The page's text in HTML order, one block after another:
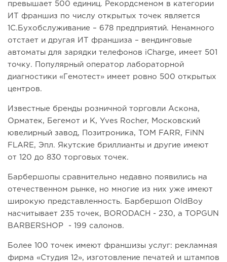
превышает 500 единиц. Рекордсменом в категории
ИТ франшиз по числу открытых точек является
1С.Бухобслуживание – 678 предприятий. Ненамного
отстает и другая ИТ франшиза – вендинговые
автоматы для зарядки телефонов iCharge, имеет 501
точку. Популярный оператор лабораторной
диагностики «Гемотест» имеет ровно 500 открытых
центров.
Известные бренды розничной торговли Аскона,
Орматек, Бегемот и К, Yves Rocher, Московский
ювелирный завод, Позитроника, TOM FARR, FiNN
FLARE, Эпл. Якутские бриллианты и другие имеют
от 120 до 830 торговых точек.
Барбершопы сравнительно недавно появились на
отечественном рынке, но многие из них уже имеют
широкую представленность. Барбершоп OldBoy
насчитывает 235 точек, BORODACH - 230, а TOPGUN
BARBERSHOP - 199 салонов.
Более 100 точек имеют франшизы услуг: рекламная
фирма «Студия 12», изготовление печатей и штампов